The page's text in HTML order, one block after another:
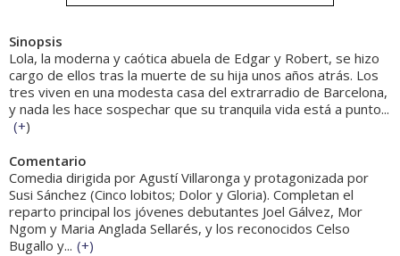
Sinopsis
Lola, la moderna y caótica abuela de Edgar y Robert, se hizo
cargo de ellos tras la muerte de su hija unos años atrás. Los
tres viven en una modesta casa del extrarradio de Barcelona,
y nada les hace sospechar que su tranquila vida está a punto...
(+)
Comentario
Comedia dirigida por Agustí Villaronga y protagonizada por
Susi Sánchez (Cinco lobitos; Dolor y Gloria). Completan el
reparto principal los jóvenes debutantes Joel Gálvez, Mor
Ngom y Maria Anglada Sellarés, y los reconocidos Celso
Bugallo y... (+)